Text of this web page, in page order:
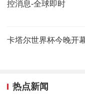
控消息-全球即时
卡塔尔世界杯今晚开
热点新闻